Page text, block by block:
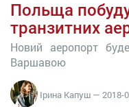
Польща
транзитних
Новий аеропорт
Варшавою
Ірина Капуш — 2018-